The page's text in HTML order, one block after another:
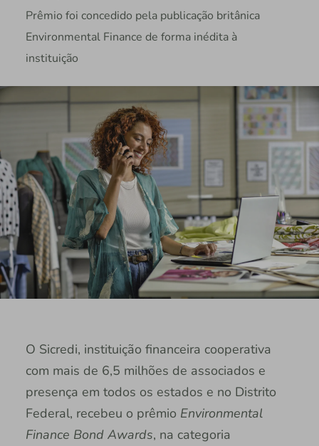
Prêmio foi concedido pela publicação britânica
Environmental Finance de forma inédita à
instituição
O Sicredi, instituição financeira cooperativa
com mais de 6,5 milhões de associados e
presença em todos os estados e no Distrito
Federal, recebeu o prêmio Environmental
Finance Bond Awards, na categoria